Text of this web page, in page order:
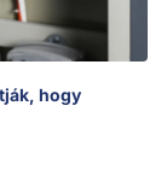
hogy